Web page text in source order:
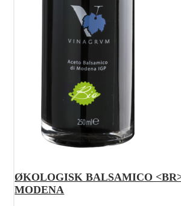
ØKOLOGISK BALSAMICO
MODENA